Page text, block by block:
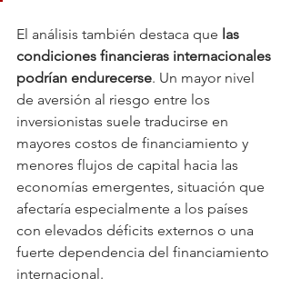
El análisis también destaca que las
condiciones financieras internacionales
podrían endurecerse. Un mayor nivel
de aversión al riesgo entre los
inversionistas suele traducirse en
mayores costos de financiamiento y
menores flujos de capital hacia las
economías emergentes, situación que
afectaría especialmente a los países
con elevados déficits externos o una
fuerte dependencia del financiamiento
internacional.